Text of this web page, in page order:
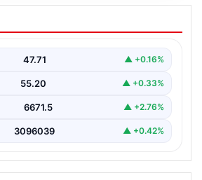
Sosyal medya
duyurusu!
“content”: “ Galatasaray Spor…
47.71 ▲ +0.16%
55.20 ▲ +0.33%
6671.5 ▲ +2.76%
3096039 ▲ +0.42%